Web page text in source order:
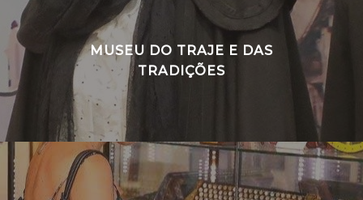
MUSEU DO TRAJE E DAS
TRADIÇÕES